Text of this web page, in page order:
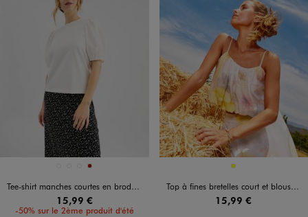
Disponible en 4 coloris
BLANC STANDARD
JAUNE FONCE
NOIR STANDARD
ROUGE FONCE
Tee-shirt manches courtes en broderie anglaise femme
15,99 €
-50% sur le 2ème produit d'été
Disponible en 1 coloris
JAUNE
Top à fines bretelles court et blousant femme
15,99 €